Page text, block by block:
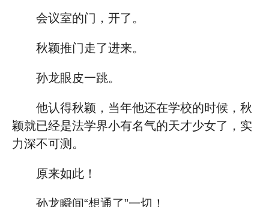
会议室的门，开了。
秋颖推门走了进来。
孙龙眼皮一跳。
他认得秋颖，当年他还在学校的时候，秋
颖就已经是法学界小有名气的天才少女了，实
力深不可测。
原来如此！
孙龙瞬间“想通了”一切！